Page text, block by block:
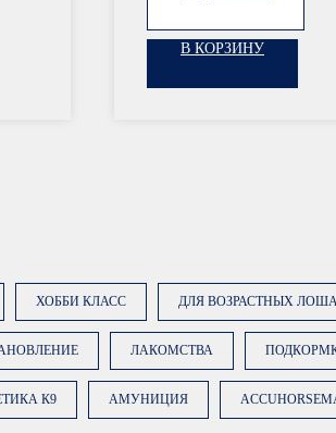
В КОРЗИНУ
ХОББИ КЛАСС ДЛЯ ВОЗРАСТНЫХ
ЛАКОМСТВА
К9 АМУНИЦИЯ